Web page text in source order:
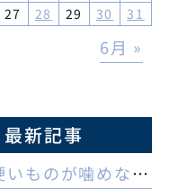
27 28 29 30 31
6月 »
最新記事
奥歯で硬いものが噛めない理由とは？ヒビや内部炎症の疑いと対策